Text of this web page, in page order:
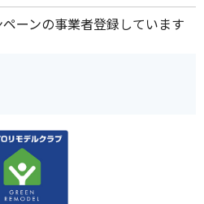
ーンの事業者登録しています